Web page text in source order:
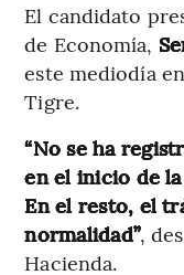
El candidato
de Economía,
este mediodía
Tigre.
“No se ha
en el inicio de
En el resto, el
normalidad”,
Hacienda.